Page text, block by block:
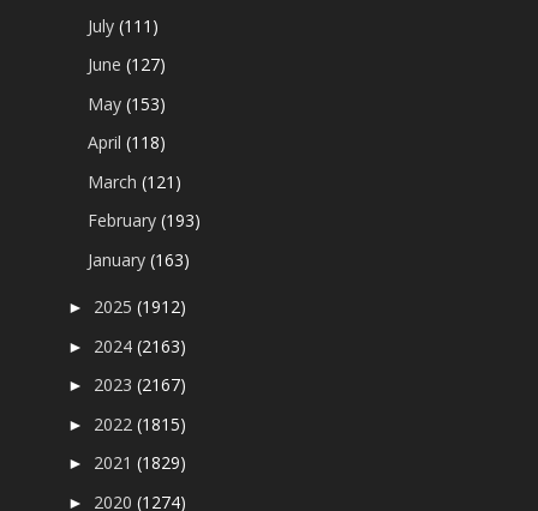
July(111)
June(127)
May(153)
April(118)
March(121)
February(193)
January(163)
► 2025(1912)
► 2024(2163)
► 2023(2167)
► 2022(1815)
► 2021(1829)
► 2020(1274)